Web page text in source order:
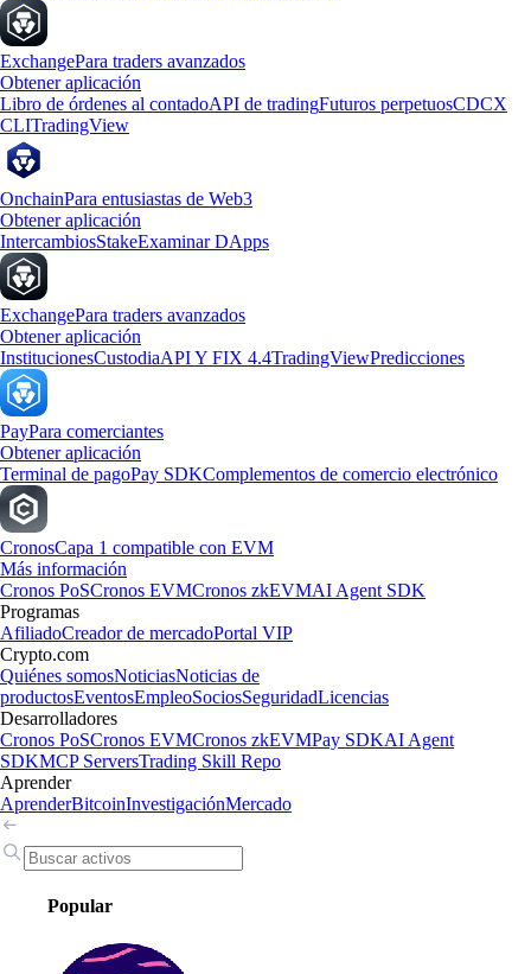
ExchangePara traders avanzados
Obtener aplicación
Libro de órdenes al contadoAPI de tradingFuturos perpetuosCDCX
CLITradingView
OnchainPara entusiastas de Web3
Obtener aplicación
IntercambiosStakeExaminar DApps
ExchangePara traders avanzados
Obtener aplicación
InstitucionesCustodiaAPI Y FIX 4.4TradingViewPredicciones
PayPara comerciantes
Obtener aplicación
Terminal de pagoPay SDKComplementos de comercio electrónico
CronosCapa 1 compatible con EVM
Más información
Cronos PoSCronos EVMCronos zkEVMAI Agent SDK
Programas
AfiliadoCreador de mercadoPortal VIP
Crypto.com
Quiénes somosNoticiasNoticias de
productosEventosEmpleoSociosSeguridadLicencias
Desarrolladores
Cronos PoSCronos EVMCronos zkEVMPay SDKAI Agent
SDKMCP ServersTrading Skill Repo
Aprender
AprenderBitcoinInvestigaciónMercado
Popular